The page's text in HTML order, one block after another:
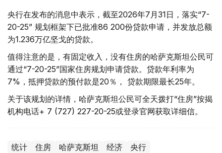
央行在发布的消息中表示，截至2026年7月31日，落实“7-
20-25” 规划框架下已批准86 200份贷款申请，并发放总额
为1.236万亿坚戈的贷款。
值得注意的是，有固定收入，没有住房的哈萨克斯坦公民可
通过“7-20-25”国家住房规划申请贷款。贷款年利率为
7%，抵押贷款的预付款是20％， 贷款期限最长25年。
关于该规划的详情，哈萨克斯坦公民可全天拨打“住房”按揭
机构电话+ 7 (727) 227-20-25或登录官网获取详细信。
统计 住房 哈萨克斯坦 经济 央行